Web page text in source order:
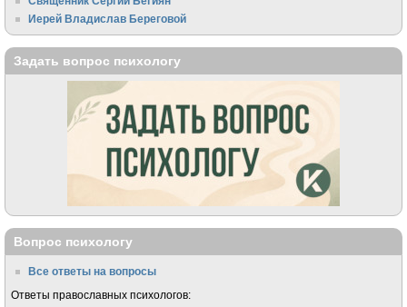
Иерей Владислав Береговой
Задать вопрос психологу
Вопрос психологу
Все ответы на вопросы
Ответы православных психологов: